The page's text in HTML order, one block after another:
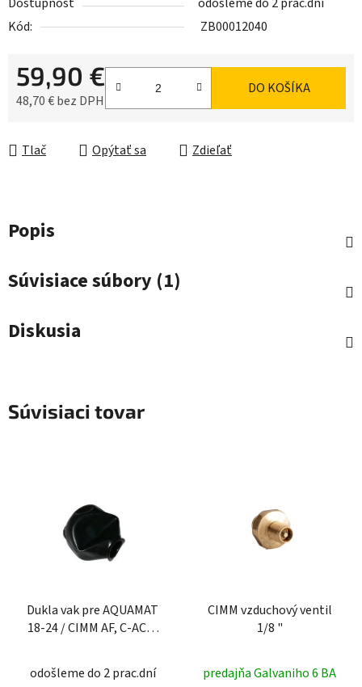
Kód:
ZB00012040
59,90 €
48,70 € bez DPH
DO KOŠÍKA
Tlač Opýtať sa Zdieľať
Popis
Súvisiace súbory (1)
Diskusia
Súvisiaci tovar
Dukla vak pre AQUAMAT
18-24 / CIMM AF, C-ACS-
odošleme do 2 prac.dní
CIMM vzduchový ventil
1/8 "
predajňa Galvaniho 6 BA